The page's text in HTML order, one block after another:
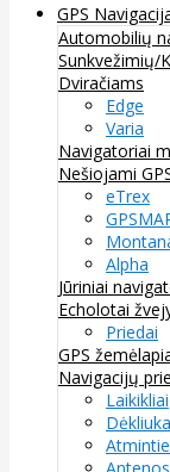
GPS
Automobilių
Sunkvežimių/
Dviračiams
Edge
Varia
Navigatoriai
Nešiojami
eTrex
Alpha
Jūriniai
Echolotai
Priedai
GPS
Navigacijų
Laikikliai